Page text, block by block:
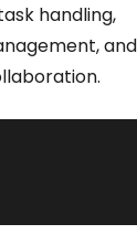
handling,
and